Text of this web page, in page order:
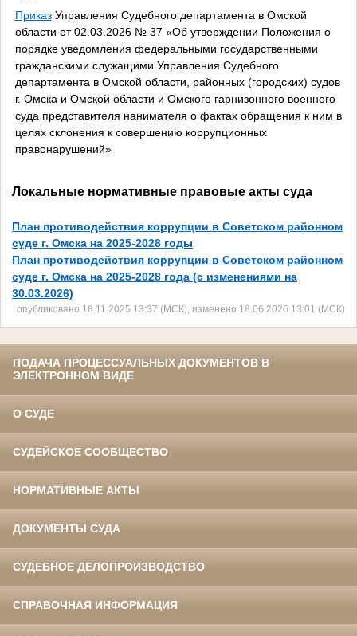
ПриказУправления Судебного департамента в Омской
области от 02.03.2026 № 37 «Об утверждении Положения о
порядке уведомления федеральными государственными
гражданскими служащими Управления Судебного
департамента в Омской области, районных (городских) судов
г. Омска и Омской области и Омского гарнизонного военного
суда представителя нанимателя о фактах обращения к ним в
целях склонения к совершению коррупционных
правонарушений»
Локальные нормативные правовые акты суда
План противодействия коррупции в Советском районном
суде г. Омска на 2025-2028 годы
План противодействия коррупции в Советском районном
суде г. Омска на 2025-2028 года (с изменениями на
30.03.2026)
опубликовано 18.11.2025 13:37 (МСК), изменено 18.06.2026 13:01 (МСК)
ПОДАЧА ПРОЦЕССУАЛЬНЫХ ДОКУМЕНТОВ В
ЭЛЕКТРОННОМ ВИДЕ
О СУДЕ
СУДЕЙСКОЕ СООБЩЕСТВО
НОРМАТИВНЫЕ АКТЫ
ДОКУМЕНТЫ СУДА
СУДЕБНОЕ ДЕЛОПРОИЗВОДСТВО
СПРАВОЧНАЯ ИНФОРМАЦИЯ